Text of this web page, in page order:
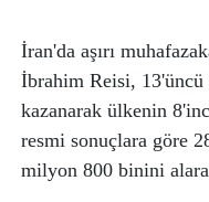
İran'da aşırı
İbrahim Reisi, 13'üncü
kazanarak ülkenin
resmi sonuçlara göre
milyon 800 binini